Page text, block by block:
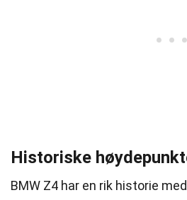
Historiske
BMW Z4 har en rik historie